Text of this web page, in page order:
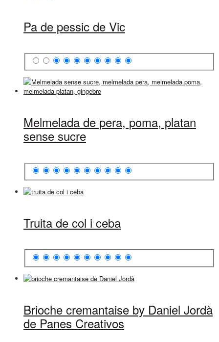
Pa de pessic de Vic
Melmelada de pera, poma, platan
sense sucre
Truita de col i ceba
Brioche cremantaise by Daniel Jordà
de Panes Creativos